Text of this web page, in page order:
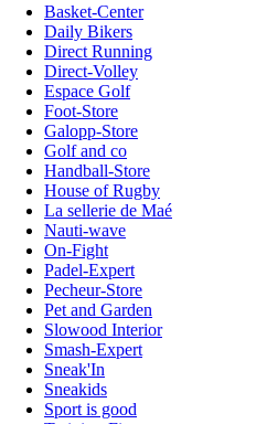
Basket-Center
Daily Bikers
Direct Running
Direct-Volley
Espace Golf
Foot-Store
Galopp-Store
Golf and co
Handball-Store
House of Rugby
La sellerie de Maé
Nauti-wave
On-Fight
Padel-Expert
Pecheur-Store
Pet and Garden
Slowood Interior
Smash-Expert
Sneak'In
Sneakids
Sport is good